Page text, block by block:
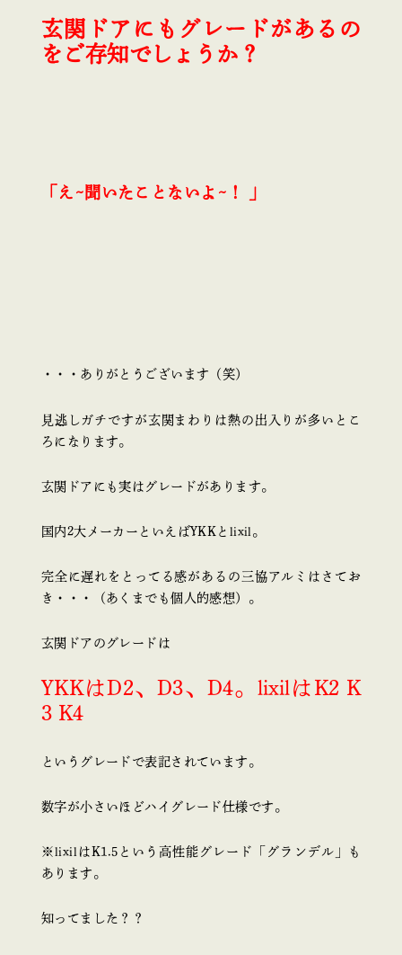
玄関ドアにもグレードがあるの
をご存知でしょうか？
「え~聞いたことないよ~！ 」
・・・ありがとうございます（笑）
見逃しガチですが玄関まわりは熱の出入りが多いとこ
ろになります。
玄関ドアにも実はグレードがあります。
国内2大メーカーといえばYKKとlixil。
完全に遅れをとってる感があるの三協アルミはさてお
き・・・（あくまでも個人的感想）。
玄関ドアのグレードは
YKKはD2、D3、D4。 lixilはK2 K
3 K4
というグレードで表記されています。
数字が小さいほどハイグレード仕様です。
※lixilはK1.5という高性能グレード「グランデル」も
あります。
知ってました？？